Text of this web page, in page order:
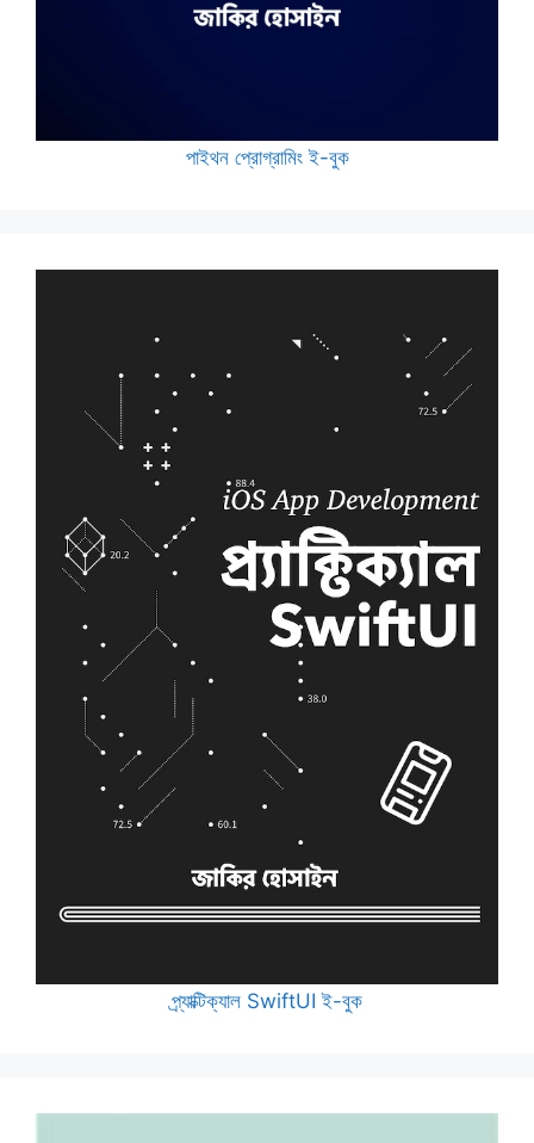
পাইথন প্রোগ্রামিং ই-বুক
প্র্যাক্টিক্যাল SwiftUI ই-বুক